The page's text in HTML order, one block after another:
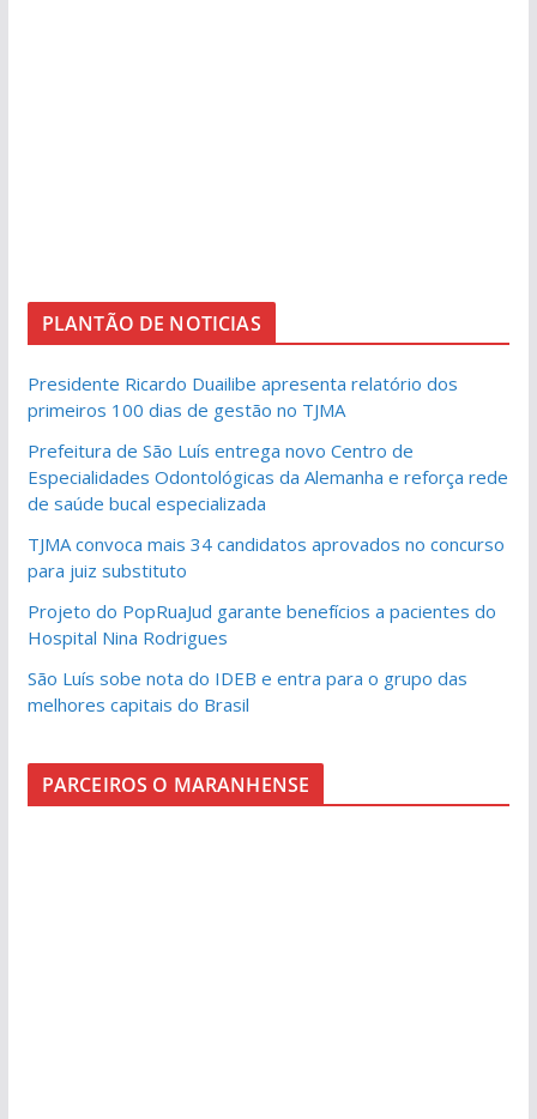
PLANTÃO DE NOTICIAS
Presidente Ricardo Duailibe apresenta relatório dos
primeiros 100 dias de gestão no TJMA
Prefeitura de São Luís entrega novo Centro de
Especialidades Odontológicas da Alemanha e reforça rede
de saúde bucal especializada
TJMA convoca mais 34 candidatos aprovados no concurso
para juiz substituto
Projeto do PopRuaJud garante benefícios a pacientes do
Hospital Nina Rodrigues
São Luís sobe nota do IDEB e entra para o grupo das
melhores capitais do Brasil
PARCEIROS O MARANHENSE